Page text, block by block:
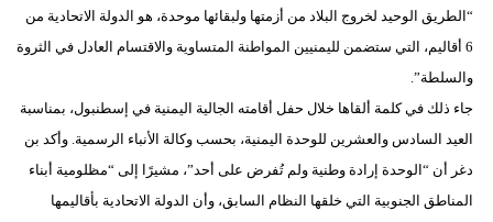
“الطريق الوحيد لخروج البلاد من أزمتها ولبقائها موحدة، هو الدولة الاتحادية من
6 أقاليم، التي ستضمن لليمنيين المواطنة المتساوية والاقتسام العادل في الثروة
والسلطة”.
جاء ذلك في كلمة ألقاها خلال حفل أقامته الجالية اليمنية في إسطنبول، بمناسبة
العيد السادس والعشرين للوحدة اليمنية، بحسب وكالة الأنباء الرسمية. وأكد بن
دغر أن “الوحدة إرادة وطنية ولم تُفرض على أحد”، مشيرًا إلى “مظلومية أبناء
المناطق الجنوبية التي خلقها النظام السابق، وأن الدولة الاتحادية بأقاليمها